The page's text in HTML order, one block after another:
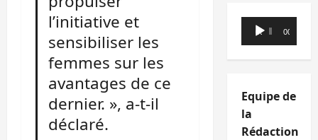
l’initiative et
sensibiliser les
femmes sur les
avantages de ce
dernier. », a-t-il
déclaré.
Lecteur
audio
00:00 00:00
Equipe de
la
Rédaction